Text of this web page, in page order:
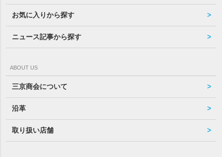
お気に入りから探す
ニュース記事から探す
ABOUT US
三京商会について
沿革
取り扱い店舗